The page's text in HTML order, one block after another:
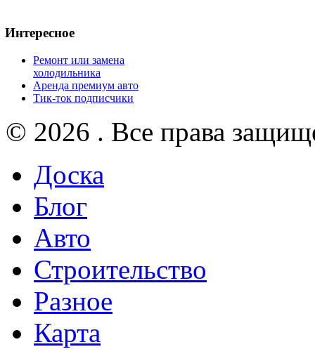
Интересное
Ремонт или замена
холодильника
Аренда премиум авто
Тик-ток подписчики
© 2026 . Все права
Доска
Блог
Авто
Строительство
Разное
Карта